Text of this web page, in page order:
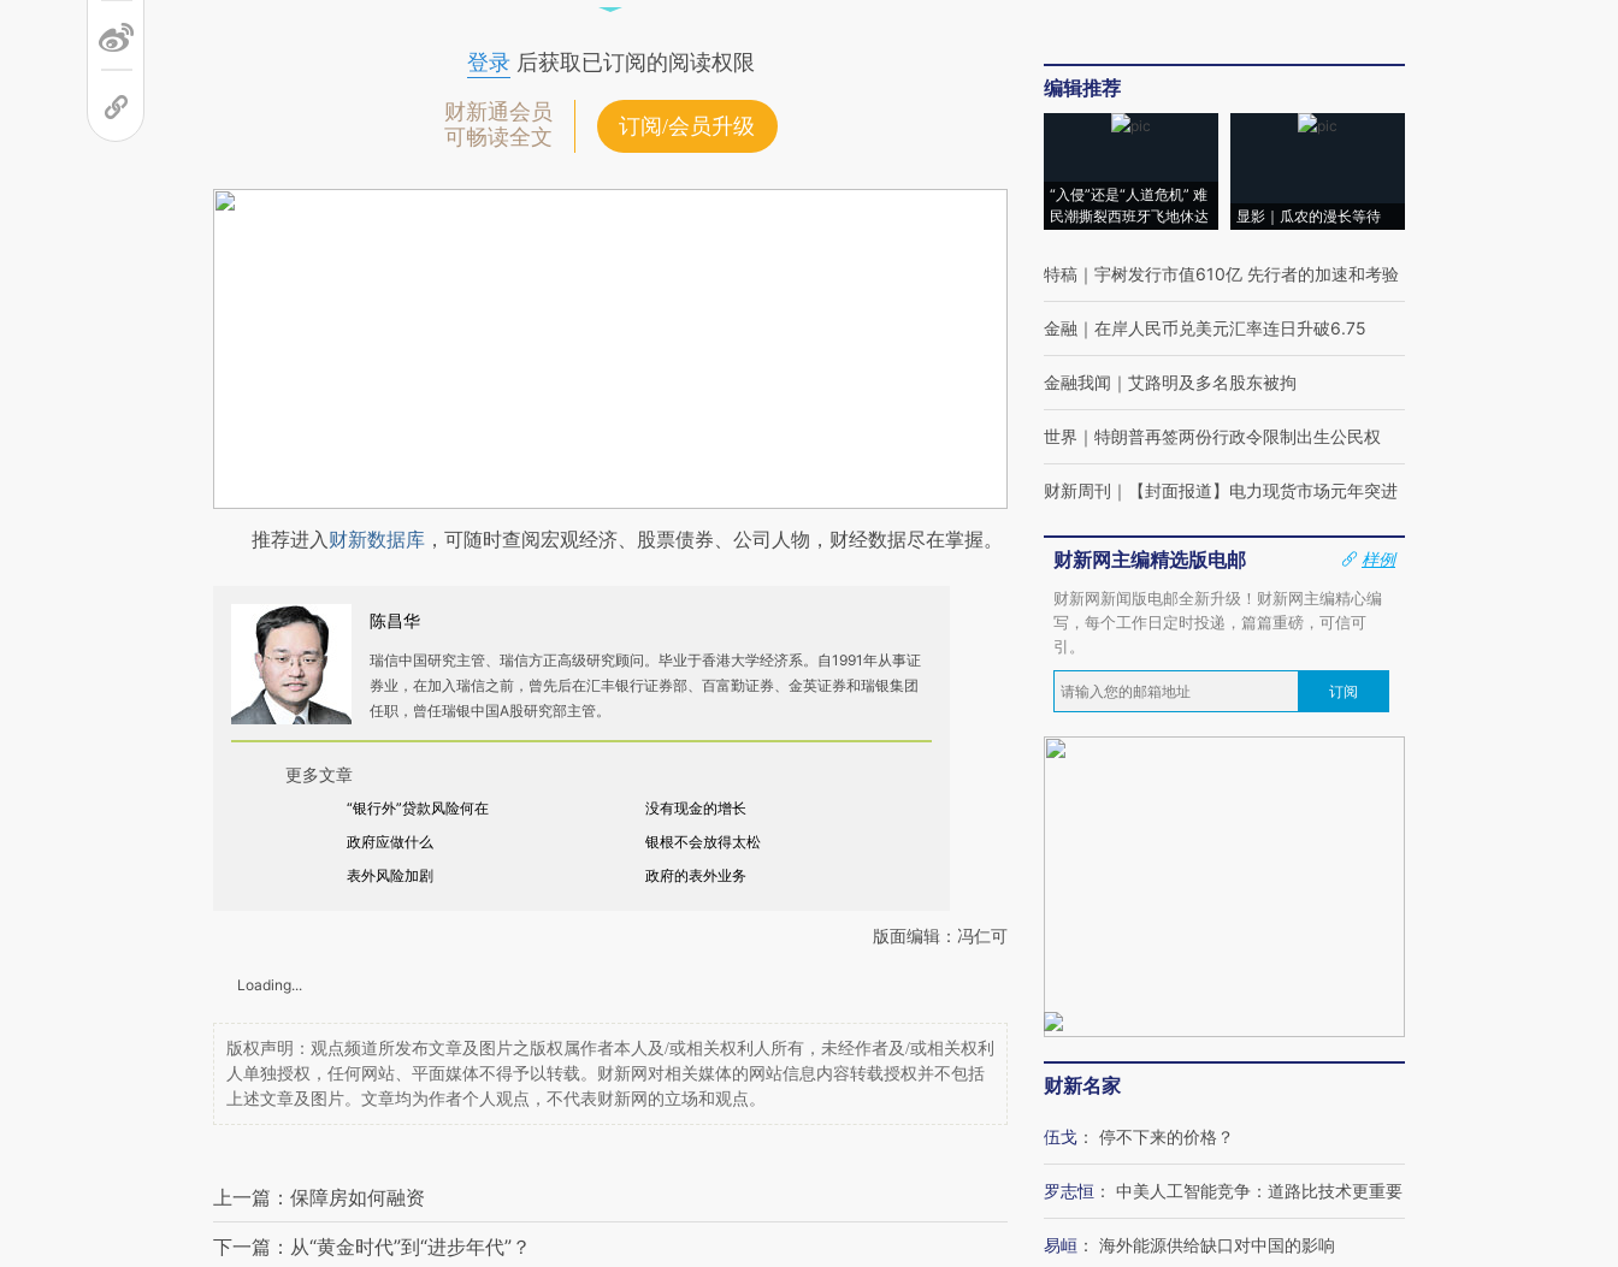
登录后获取已订阅的阅读权限
财新通会员
可畅读全文
订阅/会员升级
推荐进入财新数据库 ，可随时查阅宏观经济、股票债券、公司人物，财经数据尽在掌握。
陈昌华
瑞信中国研究主管、瑞信方正高级研究顾问。毕业于香港大学经济系。自1991年从事证
券业，在加入瑞信之前，曾先后在汇丰银行证券部、百富勤证券、金英证券和瑞银集团
任职，曾任瑞银中国A股研究部主管。
更多文章
“银行外”贷款风险何在
没有现金的增长
政府应做什么
银根不会放得太松
表外风险加剧
政府的表外业务
版面编辑：冯仁可
Loading...
版权声明：观点频道所发布文章及图片之版权属作者本人及/或相关权利人所有，未经作者及/或相关权利
人单独授权，任何网站、平面媒体不得予以转载。财新网对相关媒体的网站信息内容转载授权并不包括
上述文章及图片。文章均为作者个人观点，不代表财新网的立场和观点。
上一篇：保障房如何融资
下一篇：从“黄金时代”到“进步年代”？
编辑推荐
“入侵”还是“人道危机” 难
民潮撕裂西班牙飞地休达
显影｜瓜农的漫长等待
特稿 ｜ 宇树发行市值610亿 先行者的加速和考验
金融 ｜ 在岸人民币兑美元汇率连日升破6.75
金融我闻 ｜ 艾路明及多名股东被拘
世界 ｜ 特朗普再签两份行政令限制出生公民权
财新周刊 ｜ 【封面报道】电力现货市场元年突进
财新网主编精选版电邮
样例
财新网新闻版电邮全新升级！财新网主编精心编
写，每个工作日定时投递，篇篇重磅，可信可
引。
订阅
财新名家
伍戈 ： 停不下来的价格？
罗志恒 ： 中美人工智能竞争：道路比技术更重要
易峘 ： 海外能源供给缺口对中国的影响